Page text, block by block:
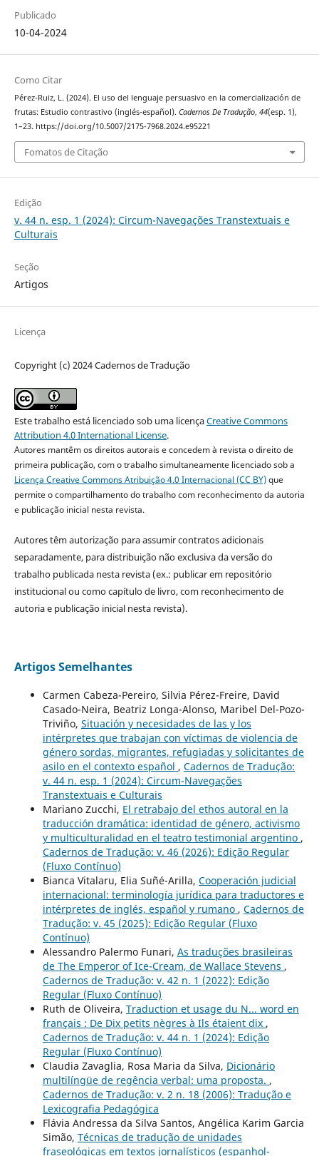
Publicado
10-04-2024
Como Citar
Pérez-Ruiz, L. (2024). El uso del lenguaje persuasivo en la comercialización de
frutas: Estudio contrastivo (inglés-español). Cadernos De Tradução, 44(esp. 1),
1–23. https://doi.org/10.5007/2175-7968.2024.e95221
Fomatos de Citação
Edição
v. 44 n. esp. 1 (2024): Circum-Navegações Transtextuais e
Culturais
Seção
Artigos
Licença
Copyright (c) 2024 Cadernos de Tradução
Este trabalho está licenciado sob uma licençaCreative Commons
Attribution 4.0 International License.
Autores mantêm os direitos autorais e concedem à revista o direito de
primeira publicação, com o trabalho simultaneamente licenciado sob a
Licença Creative Commons Atribuição 4.0 Internacional (CC BY)que
permite o compartilhamento do trabalho com reconhecimento da autoria
e publicação inicial nesta revista.
Autores têm autorização para assumir contratos adicionais
separadamente, para distribuição não exclusiva da versão do
trabalho publicada nesta revista (ex.: publicar em repositório
institucional ou como capítulo de livro, com reconhecimento de
autoria e publicação inicial nesta revista).
Artigos Semelhantes
Carmen Cabeza-Pereiro, Silvia Pérez-Freire, David
Casado-Neira, Beatriz Longa-Alonso, Maribel Del-Pozo-
Triviño, Situación y necesidades de las y los
intérpretes que trabajan con víctimas de violencia de
género sordas, migrantes, refugiadas y solicitantes de
asilo en el contexto español , Cadernos de Tradução:
v. 44 n. esp. 1 (2024): Circum-Navegações
Transtextuais e Culturais
Mariano Zucchi, El retrabajo del ethos autoral en la
traducción dramática: identidad de género, activismo
y multiculturalidad en el teatro testimonial argentino ,
Cadernos de Tradução: v. 46 (2026): Edição Regular
(Fluxo Contínuo)
Bianca Vitalaru, Elia Suñé-Arilla, Cooperación judicial
internacional: terminología jurídica para traductores e
intérpretes de inglés, español y rumano , Cadernos de
Tradução: v. 45 (2025): Edição Regular (Fluxo
Contínuo)
Alessandro Palermo Funari, As traduções brasileiras
de The Emperor of Ice-Cream, de Wallace Stevens ,
Cadernos de Tradução: v. 42 n. 1 (2022): Edição
Regular (Fluxo Contínuo)
Ruth de Oliveira, Traduction et usage du N... word en
français : De Dix petits nègres à Ils étaient dix ,
Cadernos de Tradução: v. 44 n. 1 (2024): Edição
Regular (Fluxo Contínuo)
Claudia Zavaglia, Rosa Maria da Silva, Dicionário
multilíngüe de regência verbal: uma proposta. ,
Cadernos de Tradução: v. 2 n. 18 (2006): Tradução e
Lexicografia Pedagógica
Flávia Andressa da Silva Santos, Angélica Karim Garcia
Simão, Técnicas de tradução de unidades
fraseológicas em textos jornalísticos (espanhol-